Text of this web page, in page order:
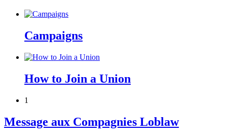
Campaigns
How to Join a Union
1
Message aux Compagnies Loblaw